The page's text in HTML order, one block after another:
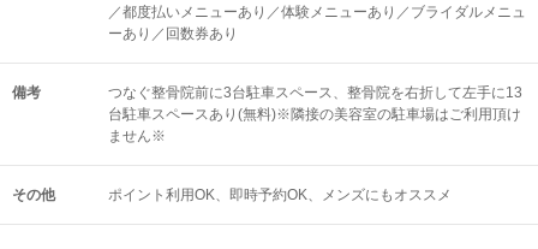
／都度払いメニューあり／体験メニューあり／ブライダルメニュ
ーあり／回数券あり
備考
つなぐ整骨院前に3台駐車スペース、整骨院を右折して左手に13
台駐車スペースあり(無料)※隣接の美容室の駐車場はご利用頂け
ません※
その他 ポイント利用OK 即時予約OK メンズにもオススメ